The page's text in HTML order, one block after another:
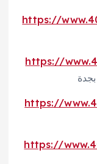
https://
https://
https://
https://